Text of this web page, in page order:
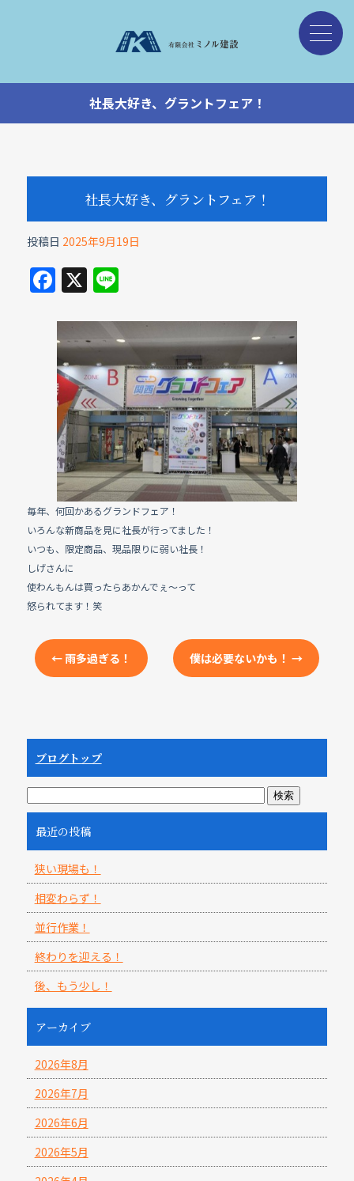
社長大好き、グラントフェア！
社長大好き、グラントフェア！
投稿日 2025年9月19日
F
a
c
e
b
o
o
k
X Li
e
毎年、何回かあるグランドフェア！
いろんな新商品を見に社長が行ってました！
いつも、限定商品、現品限りに弱い社長！
しげさんに
使わんもんは買ったらあかんでぇ〜って
怒られてます！笑
←雨多過ぎる！ 僕は必要ないかも！→
ブログトップ
最近の投稿
狭い現場も！
相変わらず！
並行作業！
終わりを迎える！
後、もう少し！
アーカイブ
2026年8月
2026年7月
2026年6月
2026年5月